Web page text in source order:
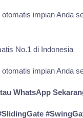
otomatis impian Anda
No.1 di Indonesia
otomatis impian Anda
WhatsApp